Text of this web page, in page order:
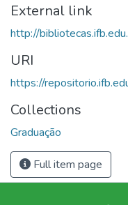
External link
http://
URI
https://
Collections
Graduação
Full item page